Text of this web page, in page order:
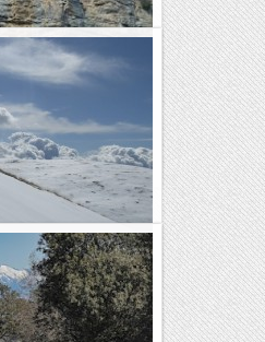
arcs
que no ens
que tants records em
es desperta la...
Lladres
Brezo de la Molina per
traces, si la setmana
els últims...